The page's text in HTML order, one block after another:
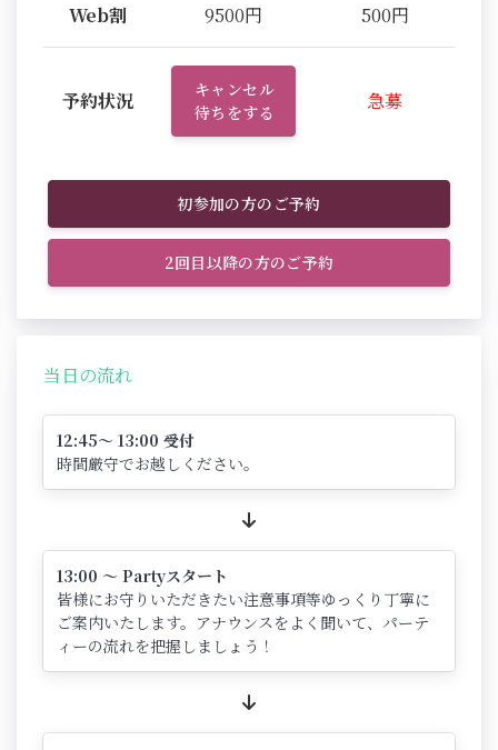
Web割 9500円 500円
予約状況
キャンセル
待ちをする
急募
初参加の方のご予約
2回目以降の方のご予約
当日の流れ
12:45～ 13:00 受付
時間厳守でお越しください。
13:00 ～ Partyスタート
皆様にお守りいただきたい注意事項等ゆっくり丁寧に
ご案内いたします。アナウンスをよく聞いて、パーテ
ィーの流れを把握しましょう！